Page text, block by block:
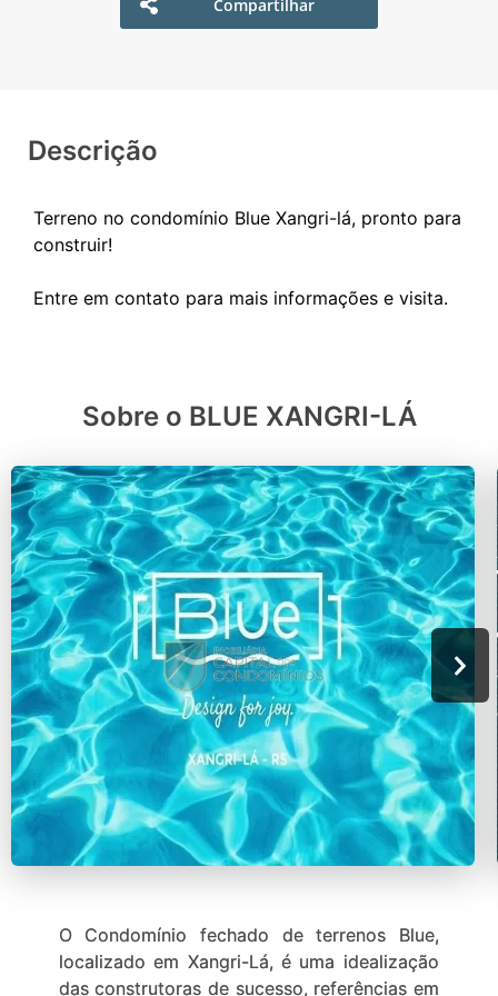
Compartilhar
Descrição
Terreno no condomínio Blue Xangri-lá, pronto para
construir!
Sobre o BLUE XANGRI-LÁ
O Condomínio fechado de terrenos Blue,
localizado em Xangri-Lá, é uma idealização
das construtoras de sucesso, referências em